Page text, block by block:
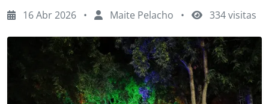
16 Abr 2026 • Maite Pelacho • 334 visitas